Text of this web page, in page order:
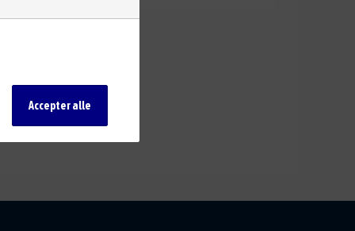
de blokeres i din
Accepter alle